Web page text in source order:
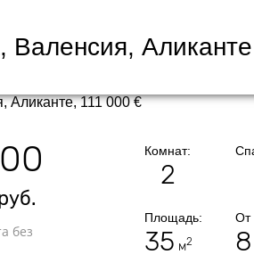
Валенсия, Аликанте
без
Комнат:
2
Площадь:
35 м2
От